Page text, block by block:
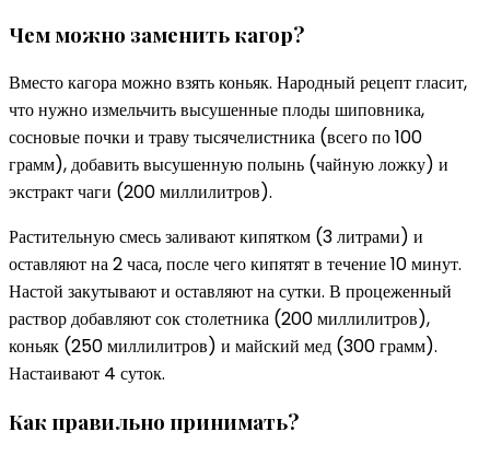
Чем можно заменить кагор?
Вместо кагора можно взять коньяк. Народный рецепт гласит,
что нужно измельчить высушенные плоды шиповника,
сосновые почки и траву тысячелистника (всего по 100
грамм), добавить высушенную полынь (чайную ложку) и
экстракт чаги (200 миллилитров).
Растительную смесь заливают кипятком (3 литрами) и
оставляют на 2 часа, после чего кипятят в течение 10 минут.
Настой закутывают и оставляют на сутки. В процеженный
раствор добавляют сок столетника (200 миллилитров),
коньяк (250 миллилитров) и майский мед (300 грамм).
Настаивают 4 суток.
Как правильно принимать?